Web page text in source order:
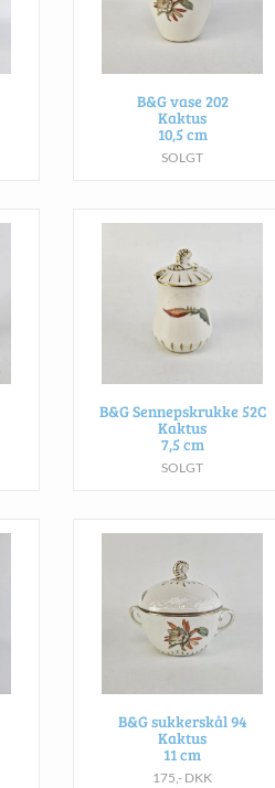
B&G vase 202
Kaktus
10,5 cm
SOLGT
B&G Sennepskrukke 52C
Kaktus
7,5 cm
SOLGT
B&G sukkerskål 94
Kaktus
11 cm
175,- DKK